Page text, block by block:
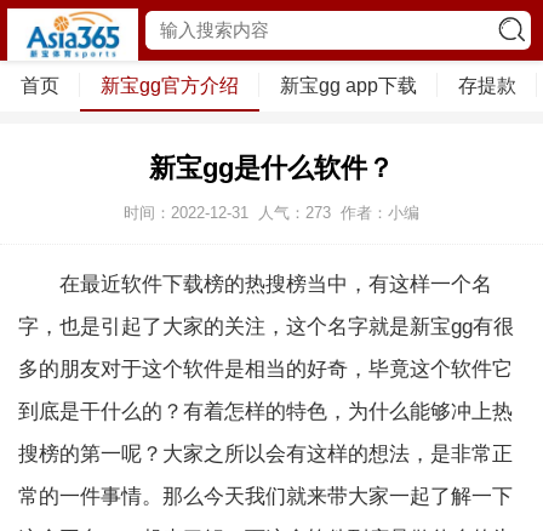
首页 新宝gg官方介绍 新宝gg app下载 存提款
新宝gg是什么软件？
时间：2022-12-31 人气： 273 作者：小编
在最近软件下载榜的热搜榜当中，有这样一个名
字，也是引起了大家的关注，这个名字就是新宝gg有很
多的朋友对于这个软件是相当的好奇，毕竟这个软件它
到底是干什么的？有着怎样的特色，为什么能够冲上热
搜榜的第一呢？大家之所以会有这样的想法，是非常正
常的一件事情。那么今天我们就来带大家一起了解一下